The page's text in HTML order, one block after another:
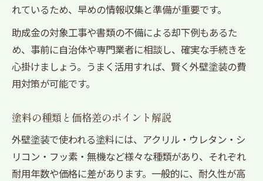
れているため、早めの情報収集と準備が重要です。
助成金の対象工事や書類の不備による却下例もあるた
め、事前に自治体や専門業者に相談し、確実な手続きを
心掛けましょう。うまく活用すれば、賢く外壁塗装の費
用対策が可能です。
塗料の種類と価格差のポイント解説
外壁塗装で使われる塗料には、アクリル・ウレタン・シ
リコン・フッ素・無機など様々な種類があり、それぞれ
耐用年数や価格に差があります。一般的に、耐久性が高